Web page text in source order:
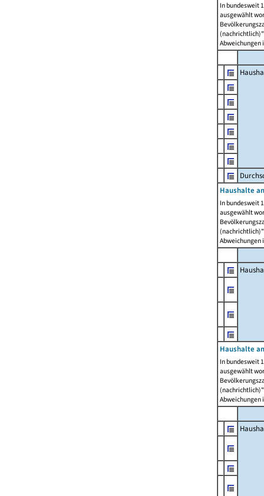
In bundesweit
ausgewählt
Abweichungen
Haushalte
In bundesweit
ausgewählt
Abweichungen
Haushalte
In bundesweit
ausgewählt
Abweichungen